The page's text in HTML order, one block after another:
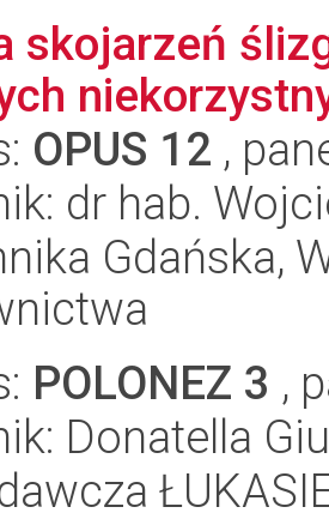
skojarzeń
OPUS 12 ,
dr hab.
Gdańska,
POLONEZ 3 ,
Donatella